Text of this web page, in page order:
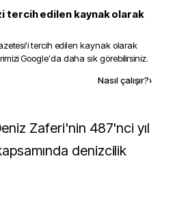
tercih edilen kaynak olarak
'i tercih edilen kaynak olarak
Google'da daha sık görebilirsiniz.
Nasıl çalışır?›
denizcilik